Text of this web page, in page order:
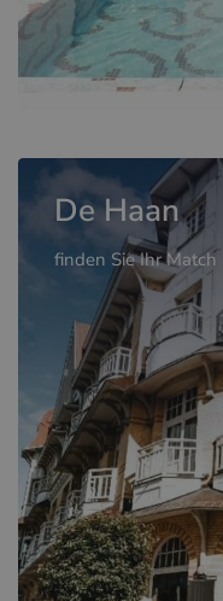
De Haan
finden Sie Ihr Match